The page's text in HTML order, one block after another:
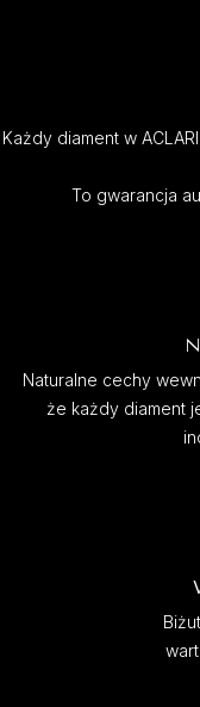
Każdy diament w
To gwarancja
Naturalne cechy
że każdy diament